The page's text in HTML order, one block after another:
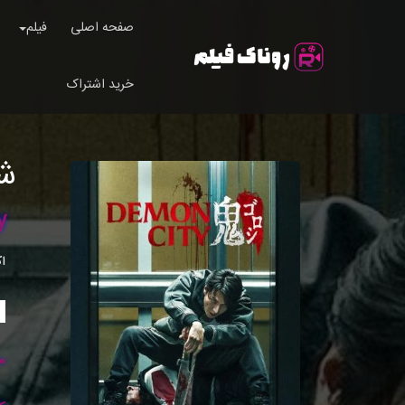
صفحه اصلی فیلم
خرید اشتراک